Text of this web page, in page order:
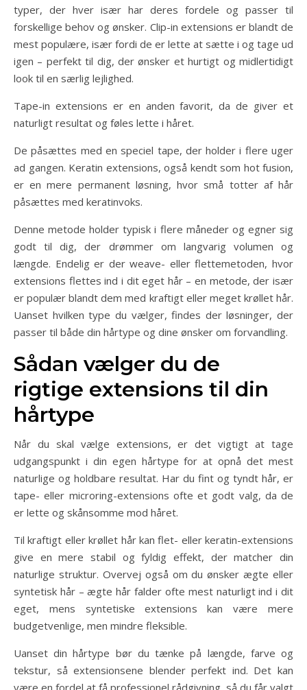
typer, der hver især har deres fordele og passer til
forskellige behov og ønsker. Clip-in extensions er blandt de
mest populære, især fordi de er lette at sætte i og tage ud
igen – perfekt til dig, der ønsker et hurtigt og midlertidigt
look til en særlig lejlighed.
Tape-in extensions er en anden favorit, da de giver et
naturligt resultat og føles lette i håret.
De påsættes med en speciel tape, der holder i flere uger
ad gangen. Keratin extensions, også kendt som hot fusion,
er en mere permanent løsning, hvor små totter af hår
påsættes med keratinvoks.
Denne metode holder typisk i flere måneder og egner sig
godt til dig, der drømmer om langvarig volumen og
længde. Endelig er der weave- eller flettemetoden, hvor
extensions flettes ind i dit eget hår – en metode, der især
er populær blandt dem med kraftigt eller meget krøllet hår.
Uanset hvilken type du vælger, findes der løsninger, der
passer til både din hårtype og dine ønsker om forvandling.
Sådan vælger du de
rigtige extensions til din
hårtype
Når du skal vælge extensions, er det vigtigt at tage
udgangspunkt i din egen hårtype for at opnå det mest
naturlige og holdbare resultat. Har du fint og tyndt hår, er
tape- eller microring-extensions ofte et godt valg, da de
er lette og skånsomme mod håret.
Til kraftigt eller krøllet hår kan flet- eller keratin-extensions
give en mere stabil og fyldig effekt, der matcher din
naturlige struktur. Overvej også om du ønsker ægte eller
syntetisk hår – ægte hår falder ofte mest naturligt ind i dit
eget, mens syntetiske extensions kan være mere
budgetvenlige, men mindre fleksible.
Uanset din hårtype bør du tænke på længde, farve og
tekstur, så extensionsene blender perfekt ind. Det kan
være en fordel at få professionel rådgivning, så du får valgt